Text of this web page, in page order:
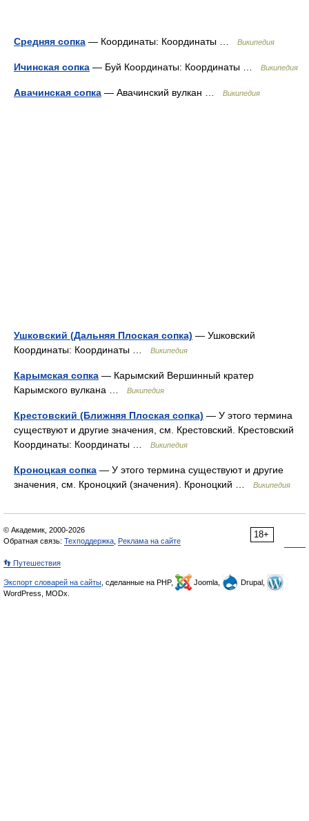
Средняя сопка — Координаты: Координаты … Википедия
Ичинская сопка — Буй Координаты: Координаты … Википедия
Авачинская сопка — Авачинский вулкан … Википедия
Ушковский (Дальняя Плоская сопка) — Ушковский
Координаты: Координаты …
Википедия
Карымская сопка — Карымский Вершинный кратер
Карымского вулкана …
Википедия
Крестовский (Ближняя Плоская сопка) — У этого термина
существуют и другие значения, см. Крестовский. Крестовский
Координаты: Координаты …
Википедия
Кроноцкая сопка — У этого термина существуют и другие
значения, см. Кроноцкий (значения). Кроноцкий …
Википедия
18+
© Академик, 2000-2026
Обратная связь: Техподдержка Реклама на сайте
👣 Путешествия
Экспорт словарей на сайты , сделанные на PHP, Joomla,
Drupal,
WordPress, MODx.